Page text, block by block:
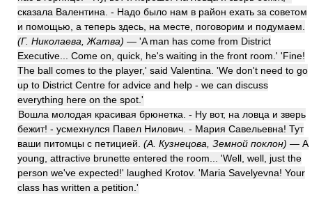
сказала Валентина. - Надо было нам в район ехать за советом
и помощью, а теперь здесь, на месте, поговорим и подумаем.
(Г. Николаева, Жатва) — 'A man has come from District
Executive... Come on, quick, he's waiting in the front room.' 'Fine!
The ball comes to the player,' said Valentina. 'We don't need to go
up to District Centre for advice and help - we can discuss
everything here on the spot.'
Вошла молодая красивая брюнетка. - Ну вот, на ловца и зверь
бежит! - усмехнулся Павел Нилович. - Мария Савельевна! Тут
ваши питомцы с петицией. (А. Кузнецова, Земной поклон) — A
young, attractive brunette entered the room... 'Well, well, just the
person we've expected!' laughed Krotov. 'Maria Savelyevna! Your
class has written a petition.'